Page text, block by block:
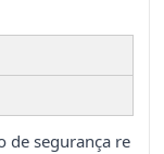
de segurança re